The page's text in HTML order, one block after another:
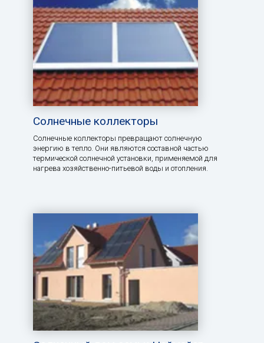
Солнечные коллекторы
Солнечные коллекторы превращают солнечную
энергию в тепло. Они являются составной частью
термической солнечной установки, применяемой для
нагрева хозяйственно-питьевой воды и отопления.